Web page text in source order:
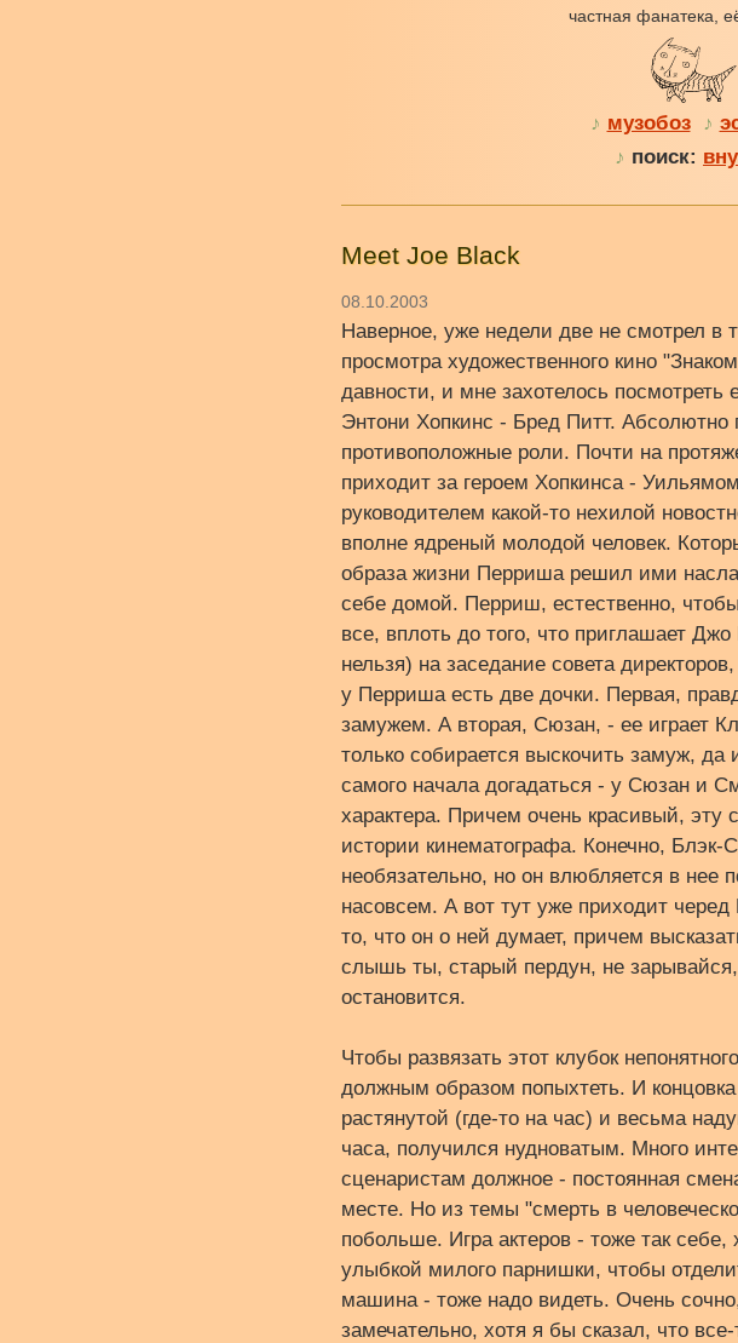
частная фанатека,
♪ музобоз ♪
♪ поиск:
Meet Joe Black
08.10.2003
Наверное, уже недели две не смотрел в
просмотра художественного кино
давности, и мне захотелось посмотреть
Энтони Хопкинс - Бред Питт. Абсолютно
противоположные роли. Почти на
приходит за героем Хопкинса -
руководителем какой-то нехилой
вполне ядреный молодой человек.
образа жизни Перриша решил ими
себе домой. Перриш, естественно,
все, вплоть до того, что приглашает
нельзя) на заседание совета
у Перриша есть две дочки. Первая,
замужем. А вторая, Сюзан, - ее играет
только собирается выскочить замуж,
самого начала догадаться - у Сюзан и
характера. Причем очень красивый,
истории кинематографа. Конечно, Блэк-
необязательно, но он влюбляется в нее
насовсем. А вот тут уже приходит
то, что он о ней думает, причем
слышь ты, старый пердун, не
остановится.
Чтобы развязать этот клубок
должным образом попыхтеть. И
растянутой (где-то на час) и весьма
часа, получился нудноватым. Много
сценаристам должное - постоянная
месте. Но из темы "смерть в
побольше. Игра актеров - тоже так
улыбкой милого парнишки, чтобы
машина - тоже надо видеть. Очень
замечательно, хотя я бы сказал, что